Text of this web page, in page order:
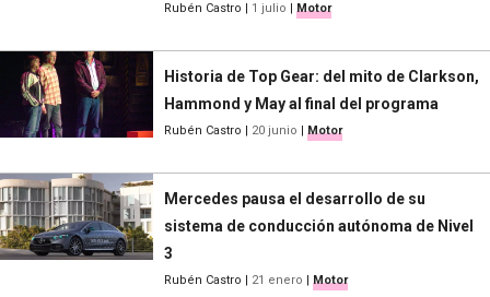
Rubén Castro 1 julio Motor
Historia de Top Gear: del mito de Clarkson,
Hammond y May al final del programa
Rubén Castro 20 junio Motor
Mercedes pausa el desarrollo de su
sistema de conducción autónoma de Nivel
3
Rubén Castro 21 enero Motor